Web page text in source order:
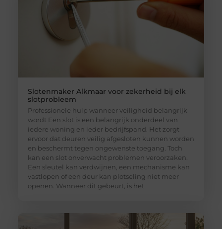
Slotenmaker Alkmaar voor zekerheid bij elk
slotprobleem
Professionele hulp wanneer veiligheid belangrijk
wordt Een slot is een belangrijk onderdeel van
iedere woning en ieder bedrijfspand. Het zorgt
ervoor dat deuren veilig afgesloten kunnen worden
en beschermt tegen ongewenste toegang. Toch
kan een slot onverwacht problemen veroorzaken.
Een sleutel kan verdwijnen, een mechanisme kan
vastlopen of een deur kan plotseling niet meer
openen. Wanneer dit gebeurt, is het